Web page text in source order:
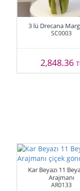
3 lü Drecana
SC0003
2,848.36
Kar Beyazı 11
Arajmanı
AR0133